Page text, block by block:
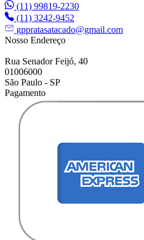
(11) 99819-2230
(11) 3242-9452
gppratasatacado@gmail.com
Nosso Endereço
Rua Senador Feijó, 40
01006000
São Paulo - SP
Pagamento